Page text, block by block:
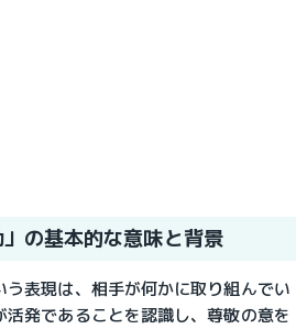
」の基本的な意味と背景
う表現は、相手が何かに取り組んでい
発であることを認識し、尊敬の意を